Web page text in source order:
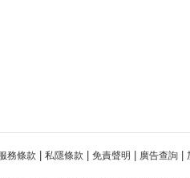
務條款 私隱條款 免責聲明 廣告查詢